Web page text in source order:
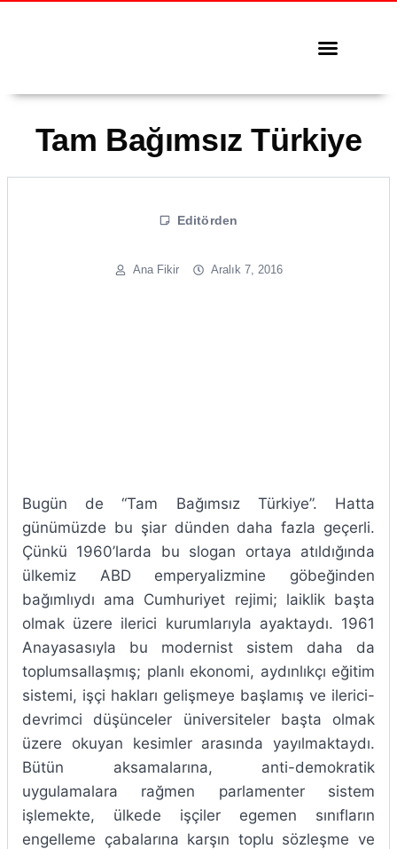
Tam Bağımsız Türkiye
Editörden
Ana Fikir Aralık 7, 2016
Bugün de “Tam Bağımsız Türkiye”. Hatta
günümüzde bu şiar dünden daha fazla geçerli.
Çünkü 1960’larda bu slogan ortaya atıldığında
ülkemiz ABD emperyalizmine göbeğinden
bağımlıydı ama Cumhuriyet rejimi; laiklik başta
olmak üzere ilerici kurumlarıyla ayaktaydı. 1961
Anayasasıyla bu modernist sistem daha da
toplumsallaşmış; planlı ekonomi, aydınlıkçı eğitim
sistemi, işçi hakları gelişmeye başlamış ve ilerici-
devrimci düşünceler üniversiteler başta olmak
üzere okuyan kesimler arasında yayılmaktaydı.
Bütün aksamalarına, anti-demokratik
uygulamalara rağmen parlamenter sistem
işlemekte, ülkede işçiler egemen sınıfların
engelleme çabalarına karşın toplu sözleşme ve